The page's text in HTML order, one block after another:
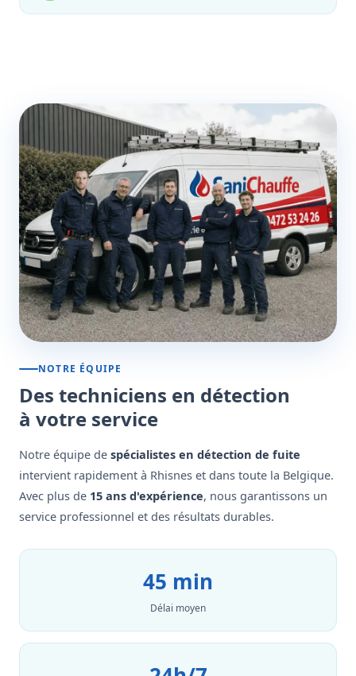
NOTRE ÉQUIPE
Des techniciens en détection
à votre service
Notre équipe de spécialistes en détection de fuite
intervient rapidement à Rhisnes et dans toute la Belgique.
Avec plus de 15 ans d'expérience, nous garantissons un
service professionnel et des résultats durables.
45 min
Délai moyen